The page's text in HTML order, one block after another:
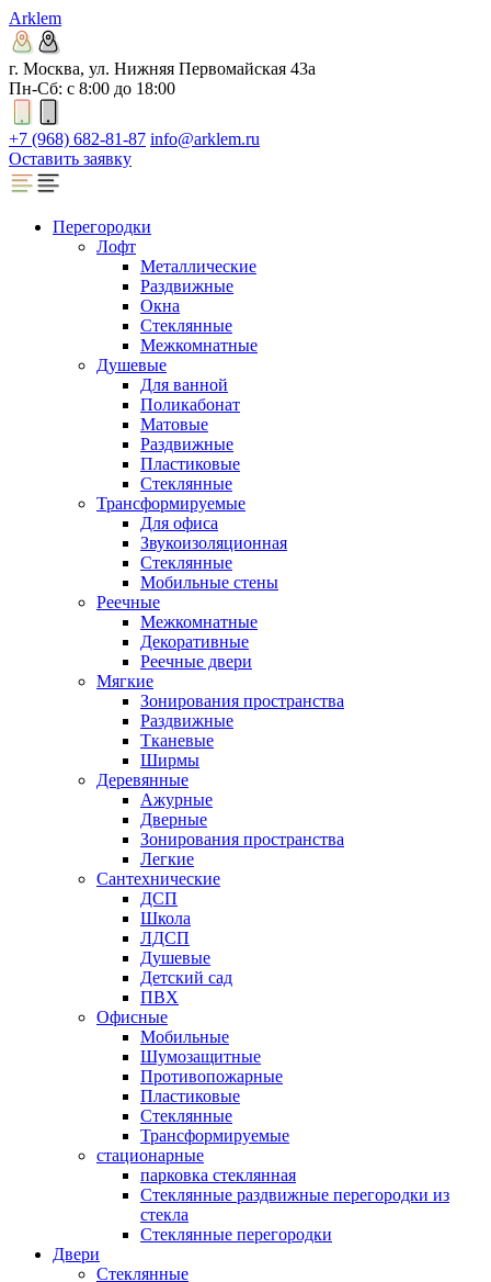
Arklem
г. Москва, ул. Нижняя Первомайская 43а
Пн-Сб: с 8:00 до 18:00
+7 (968) 682-81-87 info@arklem.ru
Оставить заявку
Перегородки
Лофт
Металлические
Раздвижные
Окна
Стеклянные
Межкомнатные
Душевые
Для ванной
Поликабонат
Матовые
Раздвижные
Пластиковые
Стеклянные
Трансформируемые
Для офиса
Звукоизоляционная
Стеклянные
Мобильные стены
Реечные
Межкомнатные
Декоративные
Реечные двери
Мягкие
Зонирования пространства
Раздвижные
Тканевые
Ширмы
Деревянные
Ажурные
Дверные
Зонирования пространства
Легкие
Сантехнические
ДСП
Школа
ЛДСП
Душевые
Детский сад
ПВХ
Офисные
Мобильные
Шумозащитные
Противопожарные
Пластиковые
Стеклянные
Трансформируемые
стационарные
парковка стеклянная
Стеклянные раздвижные перегородки из
стекла
Стеклянные перегородки
Двери
Стеклянные